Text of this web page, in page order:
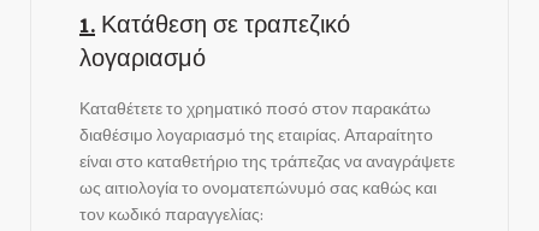
1.Κατάθεση σε τραπεζικό
λογαριασμό
Καταθέτετε το χρηματικό ποσό στον παρακάτω
διαθέσιμο λογαριασμό της εταιρίας. Απαραίτητο
είναι στο καταθετήριο της τράπεζας να αναγράψετε
ως αιτιολογία το ονοματεπώνυμό σας καθώς και
τον κωδικό παραγγελίας: